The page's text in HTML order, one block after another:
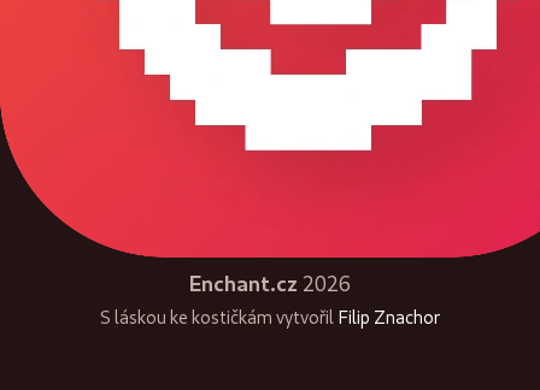
Enchant.cz 2026
S láskou ke kostičkám vytvořil Filip Znachor